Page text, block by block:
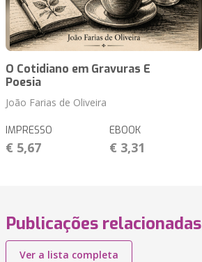
O Cotidiano em Gravuras E
Poesia
João Farias de Oliveira
IMPRESSO
€ 5,67
EBOOK
€ 3,31
Publicações relacionadas
Ver a lista completa